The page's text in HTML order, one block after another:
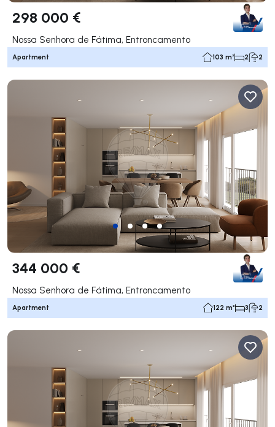
298 000 €
Nossa Senhora de Fátima, Entroncamento
Apartment 103 m² 2 2
344 000 €
Nossa Senhora de Fátima, Entroncamento
Apartment 122 m² 3 2